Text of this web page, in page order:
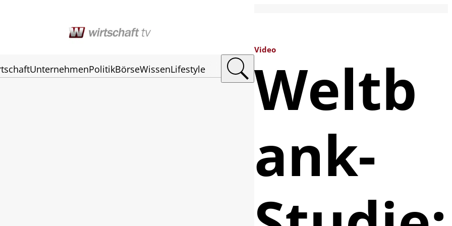
UnternehmenPolitikBörseWissenLifestyle
Video
Weltb
ank-